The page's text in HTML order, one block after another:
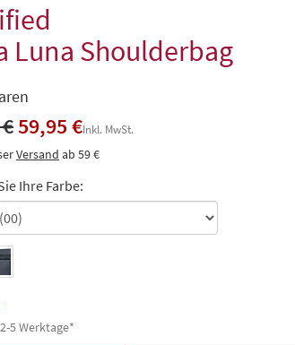
Luna Shoulderbag
59,95 €Inkl. MwSt.
Versand ab 59 €
Ihre Farbe:
5 Werktage*